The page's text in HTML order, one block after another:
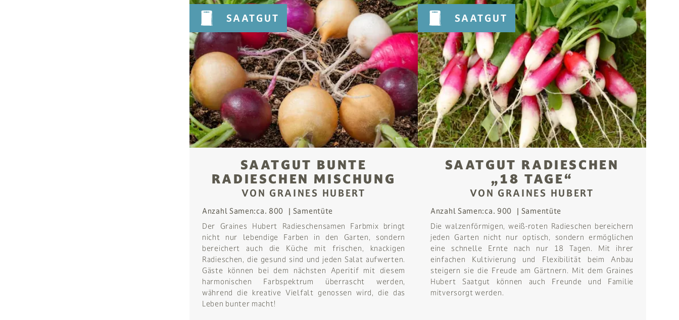
SAATGUT
SAATGUT BUNTE
RADIESCHEN MISCHUNG
VON GRAINES HUBERT
Anzahl Samen:ca. 800
Samentüte
Der Graines Hubert Radieschensamen Farbmix bringt
nicht nur lebendige Farben in den Garten, sondern
bereichert auch die Küche mit frischen, knackigen
Radieschen, die gesund sind und jeden Salat aufwerten.
Gäste können bei dem nächsten Aperitif mit diesem
harmonischen Farbspektrum überrascht werden,
während die kreative Vielfalt genossen wird, die das
Leben bunter macht!
SAATGUT
SAATGUT RADIESCHEN
„18 TAGE“
VON GRAINES HUBERT
Anzahl Samen:ca. 900
Samentüte
Die walzenförmigen, weiß-roten Radieschen bereichern
jeden Garten nicht nur optisch, sondern ermöglichen
eine schnelle Ernte nach nur 18 Tagen. Mit ihrer
einfachen Kultivierung und Flexibilität beim Anbau
steigern sie die Freude am Gärtnern. Mit dem Graines
Hubert Saatgut können auch Freunde und Familie
mitversorgt werden.